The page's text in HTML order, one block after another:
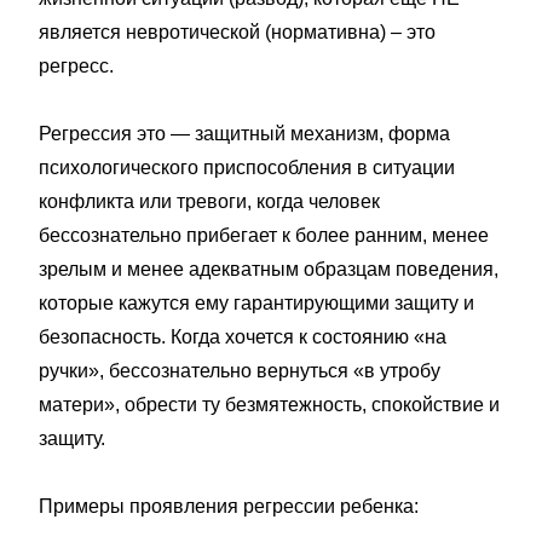
является невротической (нормативна) – это
регресс.
Регрессия это — защитный механизм, форма
психологического приспособления в ситуации
конфликта или тревоги, когда человек
бессознательно прибегает к более ранним, менее
зрелым и менее адекватным образцам поведения,
которые кажутся ему гарантирующими защиту и
безопасность. Когда хочется к состоянию «на
ручки», бессознательно вернуться «в утробу
матери», обрести ту безмятежность, спокойствие и
защиту.
Примеры проявления регрессии ребенка: